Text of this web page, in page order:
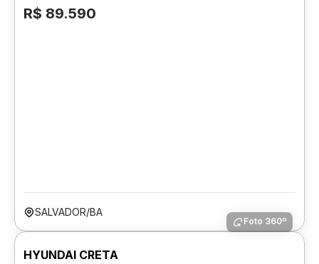
R$ 89.590
SALVADOR/BA
Foto 360º
HYUNDAI CRETA